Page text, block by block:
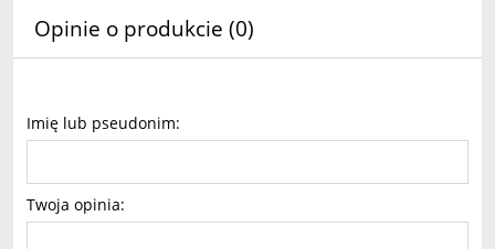
Opinie o produkcie (0)
Imię lub pseudonim:
Twoja opinia: